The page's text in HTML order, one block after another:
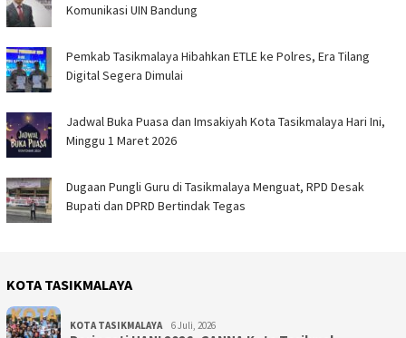
Komunikasi UIN Bandung
Pemkab Tasikmalaya Hibahkan ETLE ke Polres, Era Tilang
Digital Segera Dimulai
Jadwal Buka Puasa dan Imsakiyah Kota Tasikmalaya Hari Ini,
Minggu 1 Maret 2026
Dugaan Pungli Guru di Tasikmalaya Menguat, RPD Desak
Bupati dan DPRD Bertindak Tegas
KOTA TASIKMALAYA
KOTA TASIKMALAYA 6 Juli, 2026